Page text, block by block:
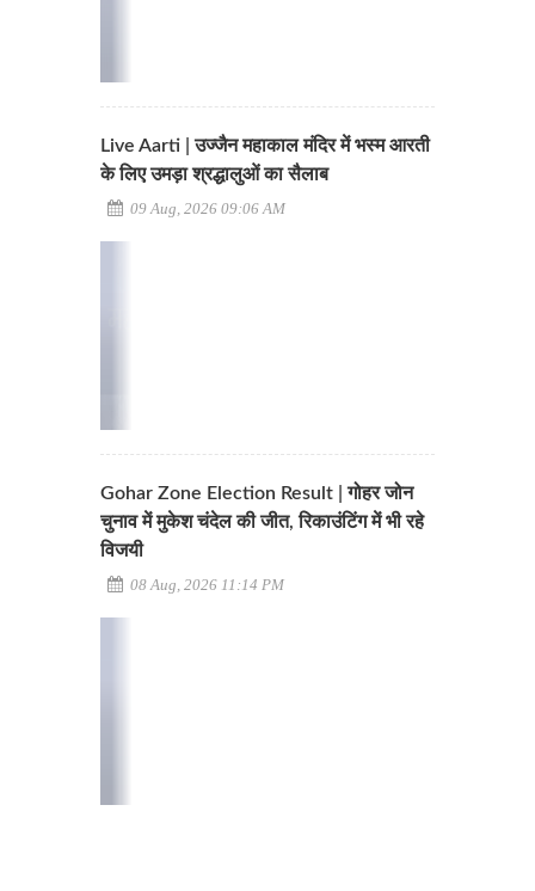
Live Aarti | उज्जैन महाकाल मंदिर में भस्म आरती
के लिए उमड़ा श्रद्धालुओं का सैलाब
09 Aug, 2026 09:06 AM
Gohar Zone Election Result | गोहर जोन
चुनाव में मुकेश चंदेल की जीत, रिकाउंटिंग में भी रहे
विजयी
08 Aug, 2026 11:14 PM